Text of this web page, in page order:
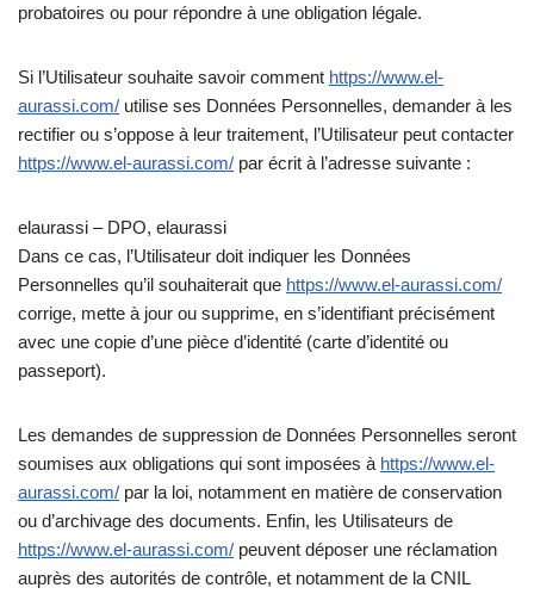
probatoires ou pour répondre à une obligation légale.
Si l’Utilisateur souhaite savoir comment https://www.el-
aurassi.com/ utilise ses Données Personnelles, demander à les
rectifier ou s’oppose à leur traitement, l’Utilisateur peut contacter
https://www.el-aurassi.com/ par écrit à l’adresse suivante :
elaurassi – DPO, elaurassi
Dans ce cas, l’Utilisateur doit indiquer les Données
Personnelles qu’il souhaiterait que https://www.el-aurassi.com/
corrige, mette à jour ou supprime, en s’identifiant précisément
avec une copie d’une pièce d’identité (carte d’identité ou
passeport).
Les demandes de suppression de Données Personnelles seront
soumises aux obligations qui sont imposées à https://www.el-
aurassi.com/ par la loi, notamment en matière de conservation
ou d’archivage des documents. Enfin, les Utilisateurs de
https://www.el-aurassi.com/ peuvent déposer une réclamation
auprès des autorités de contrôle, et notamment de la CNIL